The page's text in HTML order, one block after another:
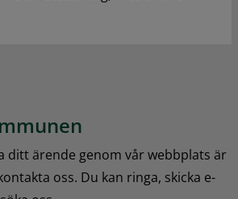
ditt ärende genom vår webbplats är
oss. Du kan ringa, skicka e-